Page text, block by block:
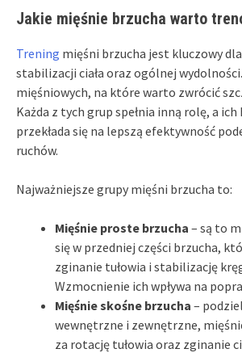
Jakie mięśnie brzucha warto
Trening mięśni brzucha jest kluczowy
stabilizacji ciała oraz ogólnej
mięśniowych, na które warto zwrócić
Każda z tych grup spełnia inną rolę, a
przekłada się na lepszą efektywność
ruchów.
Najważniejsze grupy mięśni brzucha to:
Mięśnie proste brzucha – są to
się w przedniej części brzucha,
zginanie tułowia i stabilizację
Wzmocnienie ich wpływa na
Mięśnie skośne brzucha –
wewnętrzne i zewnętrzne,
za rotację tułowia oraz zginanie